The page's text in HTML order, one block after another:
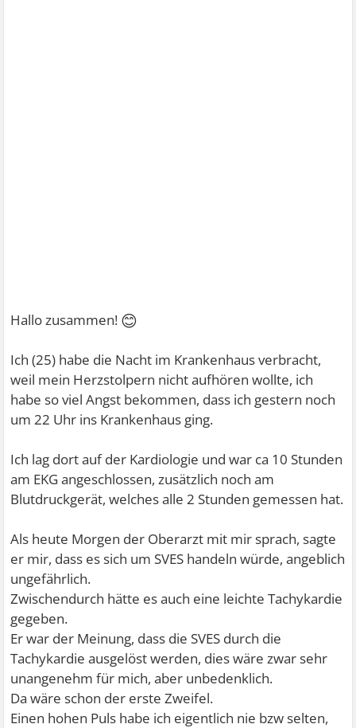
Hallo zusammen! 😊
Ich (25) habe die Nacht im Krankenhaus verbracht,
weil mein Herzstolpern nicht aufhören wollte, ich
habe so viel Angst bekommen, dass ich gestern noch
um 22 Uhr ins Krankenhaus ging.
Ich lag dort auf der Kardiologie und war ca 10 Stunden
am EKG angeschlossen, zusätzlich noch am
Blutdruckgerät, welches alle 2 Stunden gemessen hat.
Als heute Morgen der Oberarzt mit mir sprach, sagte
er mir, dass es sich um SVES handeln würde, angeblich
ungefährlich.
Zwischendurch hätte es auch eine leichte Tachykardie
gegeben.
Er war der Meinung, dass die SVES durch die
Tachykardie ausgelöst werden, dies wäre zwar sehr
unangenehm für mich, aber unbedenklich.
Da wäre schon der erste Zweifel.
Einen hohen Puls habe ich eigentlich nie bzw selten,